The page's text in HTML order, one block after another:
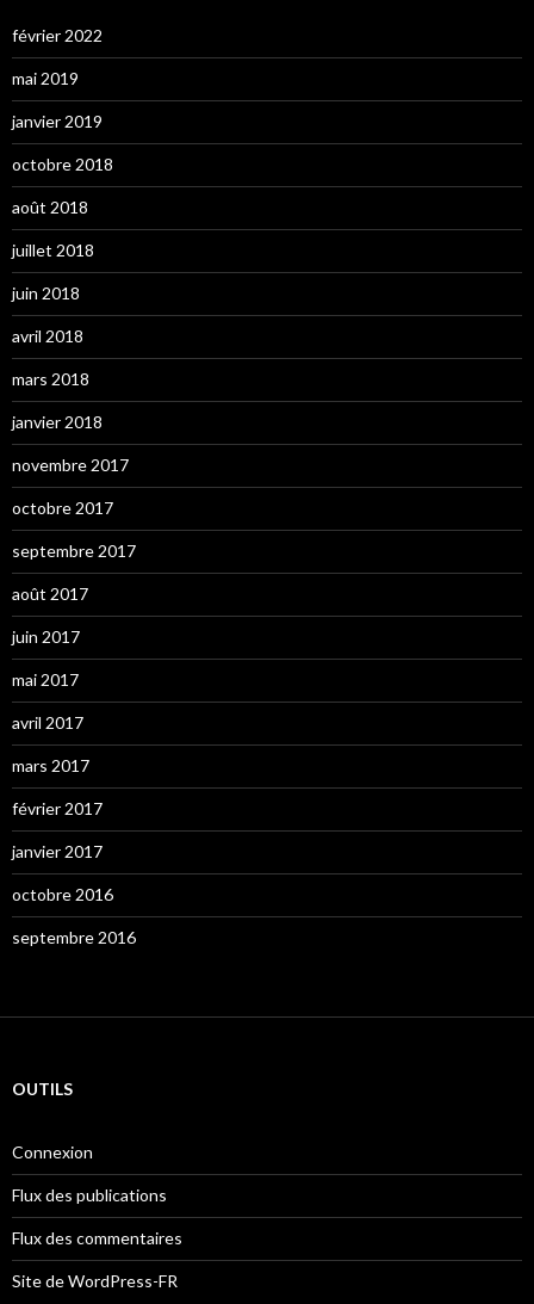
février 2022
mai 2019
janvier 2019
octobre 2018
août 2018
juillet 2018
juin 2018
avril 2018
mars 2018
janvier 2018
novembre 2017
octobre 2017
septembre 2017
août 2017
juin 2017
mai 2017
avril 2017
mars 2017
février 2017
janvier 2017
octobre 2016
septembre 2016
OUTILS
Connexion
Flux des publications
Flux des commentaires
Site de WordPress-FR